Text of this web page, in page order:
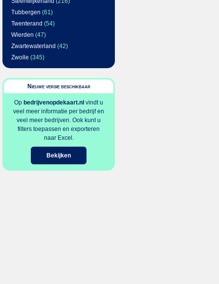
Tubbergen (61)
Twenterand (54)
Wierden (47)
Zwartewaterland (42)
Zwolle (345)
Nieuwe versie beschikbaar
Op bedrijvenopdekaart.nl vindt u
veel meer informatie per bedrijf en
veel meer bedrijven. Ook kunt u
filters toepassen en exporteren
naar Excel.
Bekijken